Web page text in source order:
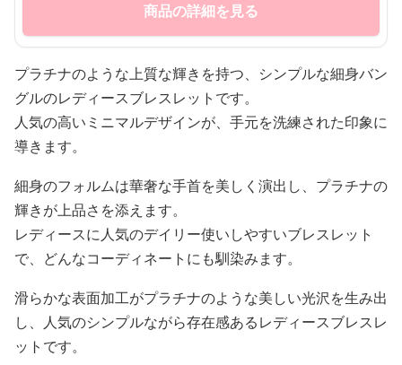
商品の詳細を見る
プラチナのような上質な輝きを持つ、シンプルな細身バン
グルのレディースブレスレットです。
人気の高いミニマルデザインが、手元を洗練された印象に
導きます。
細身のフォルムは華奢な手首を美しく演出し、プラチナの
輝きが上品さを添えます。
レディースに人気のデイリー使いしやすいブレスレット
で、どんなコーディネートにも馴染みます。
滑らかな表面加工がプラチナのような美しい光沢を生み出
し、人気のシンプルながら存在感あるレディースブレスレ
ットです。